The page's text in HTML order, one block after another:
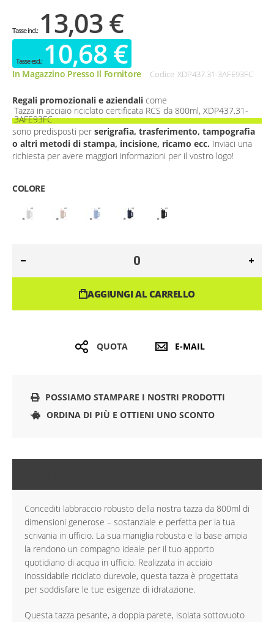
13,03 €
10,68 €
In Magazzino Presso Il Fornitore Codice XDP437.31-3AFE93FC
Regali promozionali e aziendali come
Tazza in acciaio riciclato certificata RCS da 800ml, XDP437.31-
3AFE93FC
sono predisposti per serigrafia, trasferimento, tampografia
o altri metodi di stampa, incisione, ricamo ecc. Inviaci una
richiesta per avere maggiori informazioni per il vostro logo!
COLORE
AGGIUNGI AL CARRELLO
QUOTA E-MAIL
POSSIAMO STAMPARE I NOSTRI PRODOTTI
ORDINA DI PIÙ E OTTIENI UNO SCONTO
Concediti labbraccio robusto della nostra tazza da 800ml di
dimensioni generose – sostanziale e perfetta per la tua
scrivania in ufficio. La sua maniglia robusta e la base ampia
la rendono un compagno ideale per il tuo apporto
quotidiano di acqua in ufficio. Realizzata in acciaio
inossidabile riciclato durevole, questa tazza è progettata
per soddisfare le tue esigenze di idratazione.
Questa tazza pesante, a doppia parete, isolata sottovuoto